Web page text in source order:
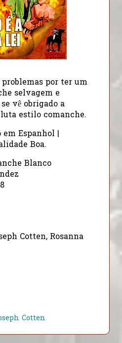
por ter um
selvagem e
vê obrigado a
estilo comanche.
Espanhol |
Boa.
Blanco
Cotten, Rosanna
Cotten